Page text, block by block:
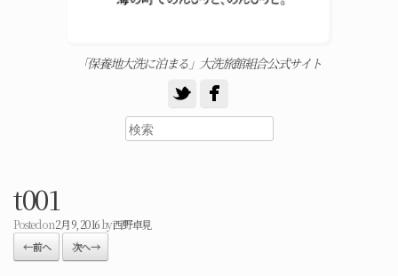
「保養地大洗に泊まる」大洗旅館組合公式サイト
t001
Posted on2月 9, 2016by西野卓見
← 前へ 次へ →